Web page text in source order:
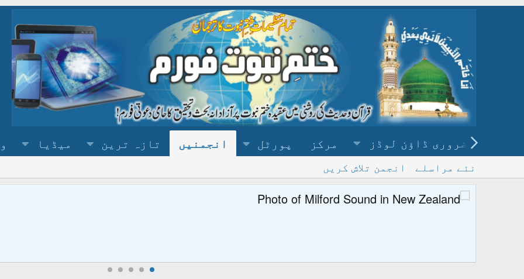
ضروری ڈاؤن لوڈز مرکز پورٹل انجمنیں تازہ ترین میڈیا
نئے مراسلے انجمن تلاش کریں